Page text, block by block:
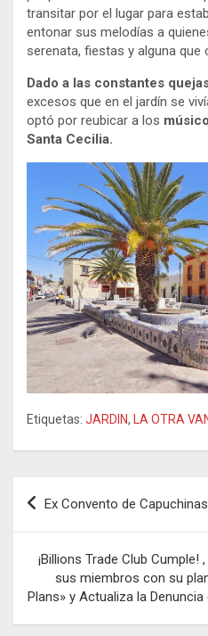
transitar por el lugar para
entonar sus melodías a
serenata, fiestas y alguna que
Dado a las constantes
excesos que en el jardín se
optó por reubicar a los
Santa Cecilia.
Etiquetas: JARDIN, LA OTRA
Navegación
entradas
Ex Convento de Capuchinas
¡Billions Trade Club
sus miembros con su
Plans» y Actualiza la